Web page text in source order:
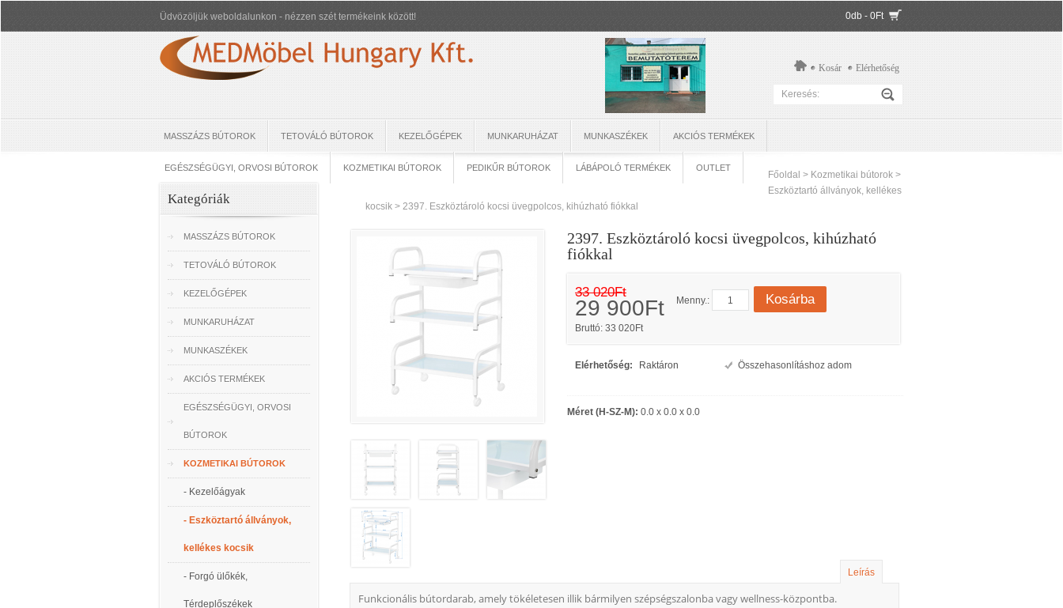
Üdvözöljük weboldalunkon - nézzen szét termékeink között! 0db - 0Ft
Kosár Elérhetőség
MASSZÁZS BÚTOROK TETOVÁLÓ BÚTOROK KEZELŐGÉPEK MUNKARUHÁZAT MUNKASZÉKEK AKCIÓS TERMÉKEK
EGÉSZSÉGÜGYI, ORVOSI BÚTOROK KOZMETIKAI BÚTOROK PEDIKŰR BÚTOROK LÁBÁPOLÓ TERMÉKEK OUTLET
Kategóriák
MASSZÁZS BÚTOROK
TETOVÁLÓ BÚTOROK
KEZELŐGÉPEK
MUNKARUHÁZAT
MUNKASZÉKEK
AKCIÓS TERMÉKEK
EGÉSZSÉGÜGYI, ORVOSI
BÚTOROK
KOZMETIKAI BÚTOROK
- Kezelőágyak
- Eszköztartó állványok,
kellékes kocsik
- Forgó ülőkék,
Térdeplőszékek
Főoldal > Kozmetikai bútorok >
Eszköztartó állványok, kellékes
kocsik > 2397. Eszköztároló kocsi üvegpolcos, kihúzható fiókkal
2397. Eszköztároló kocsi üvegpolcos, kihúzható
fiókkal
33 020Ft
29 900Ft
Bruttó: 33 020Ft
Menny.: Kosárba
Elérhetőség: Raktáron Összehasonlításhoz adom
Méret (H-SZ-M): 0.0 x 0.0 x 0.0
Leírás
Funkcionális bútordarab, amely tökéletesen illik bármilyen szépségszalonba vagy wellness-központba.